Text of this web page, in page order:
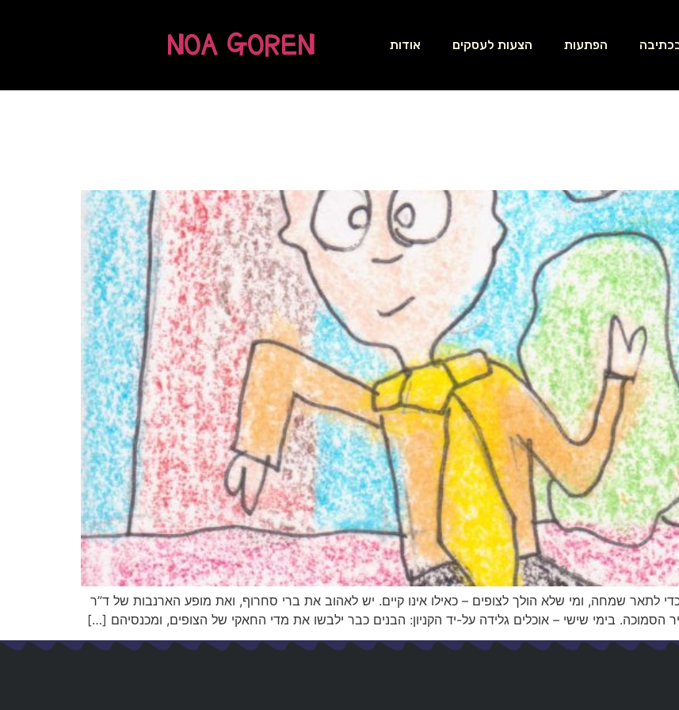
בכתיבה הפתעות הצעות לעסקים אודות NOA GOREN
לתאר שמחה, ומי שלא הולך לצופים – כאילו אינו קיים. יש לאהוב את ברי סחרוף, ואת מופע הארנבות של ד”ר
הסמוכה. בימי שישי – אוכלים גלידה על-יד הקניון: הבנים כבר ילבשו את מדי החאקי של הצופים, ומכנסיהם […]